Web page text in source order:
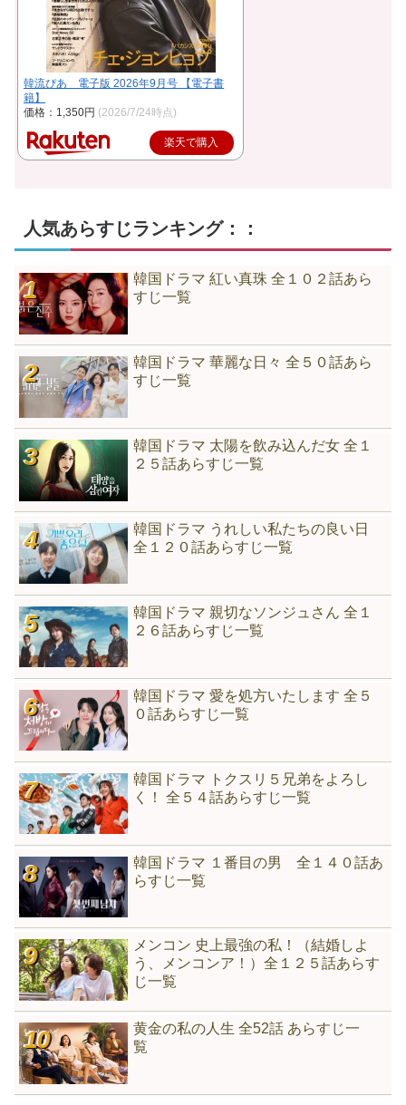
韓流ぴあ 電子版 2026年9月号 【電子書
籍】
価格：1,350円 (2026/7/24時点)
楽天で購入
人気あらすじランキング：：
韓国ドラマ 紅い真珠 全１０２話あら
すじ一覧
韓国ドラマ 華麗な日々 全５０話あら
すじ一覧
韓国ドラマ 太陽を飲み込んだ女 全１
２５話あらすじ一覧
韓国ドラマ うれしい私たちの良い日
全１２０話あらすじ一覧
韓国ドラマ 親切なソンジュさん 全１
２６話あらすじ一覧
韓国ドラマ 愛を処方いたします 全５
０話あらすじ一覧
韓国ドラマ トクスリ５兄弟をよろし
く！ 全５４話あらすじ一覧
韓国ドラマ １番目の男 全１４０話あ
らすじ一覧
メンコン 史上最強の私！（結婚しよ
う、メンコンア！）全１２５話あらす
じ一覧
黄金の私の人生 全52話 あらすじ一
覧